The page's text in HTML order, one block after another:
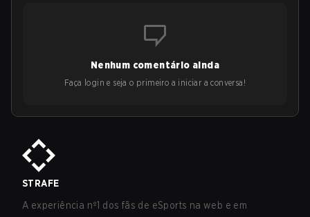
Nenhum comentário ainda
Faça login e seja o primeiro a iniciar a conversa!
STRAFE
A experiência nº1 dos fãs de eSports na web e em